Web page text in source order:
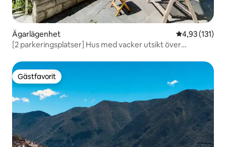
Ägarlägenhet 4,93 av 5 i
4,93 (131)
[2 parkeringsplatser] Hus med vacker utsikt över
Gästfavorit
Gästfavorit